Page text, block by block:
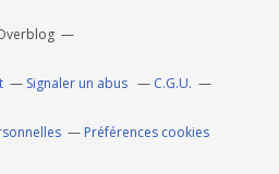
Signaler un abus C.G.U.
Préférences cookies